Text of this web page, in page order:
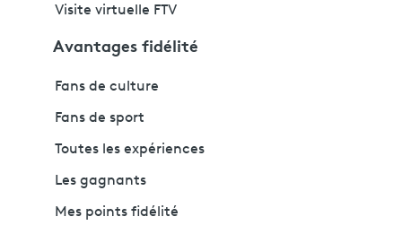
Visite virtuelle FTV
Avantages fidélité
Fans de culture
Fans de sport
Toutes les expériences
Les gagnants
Mes points fidélité